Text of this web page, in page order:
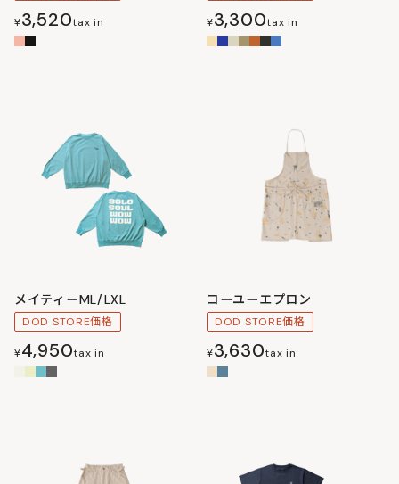
¥3,520tax in ¥3,300tax in
メイティーML/LXL
DOD STORE価格
¥4,950tax in
コーユーエプロン
DOD STORE価格
¥3,630tax in